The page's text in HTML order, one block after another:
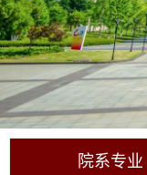
院系专业